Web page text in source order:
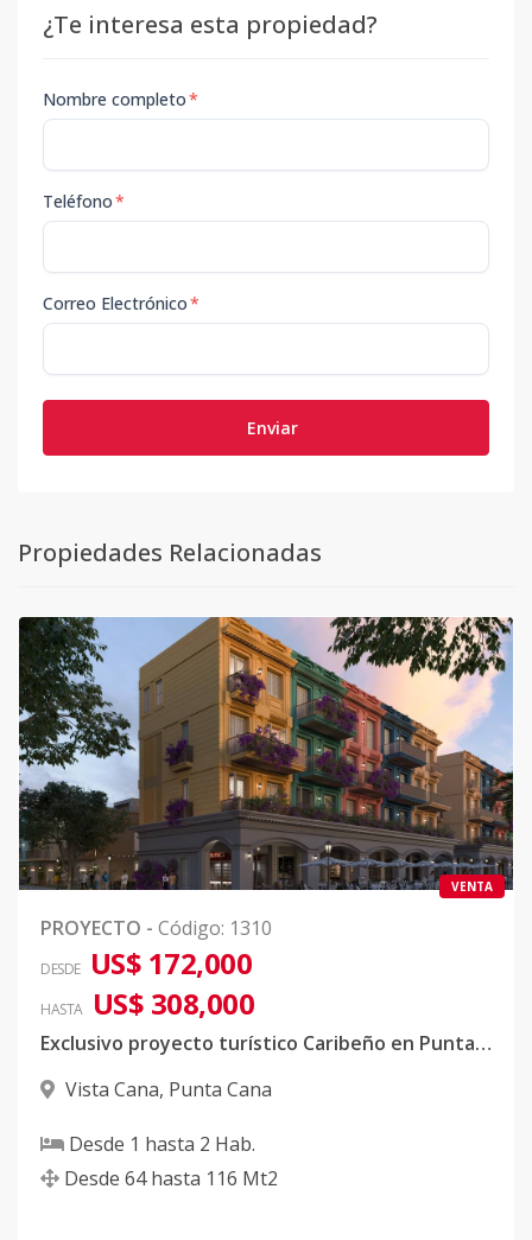
¿Te interesa esta propiedad?
Nombre completo*
Teléfono*
Correo Electrónico*
Enviar
Propiedades Relacionadas
VENTA
PROYECTO - Código: 1310
DESDE US$ 172,000
HASTA US$ 308,000
Exclusivo proyecto turístico Caribeño en Punta Cana
Vista Cana, Punta Cana
Desde 1 hasta 2 Hab.
Desde 64 hasta 116 Mt2